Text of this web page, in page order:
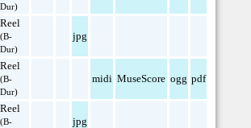
Dur)
Reel
(B-
Dur)
jpg
Reel
(B-
Dur)
midi MuseScore ogg pdf
Reel
(B-
jpg